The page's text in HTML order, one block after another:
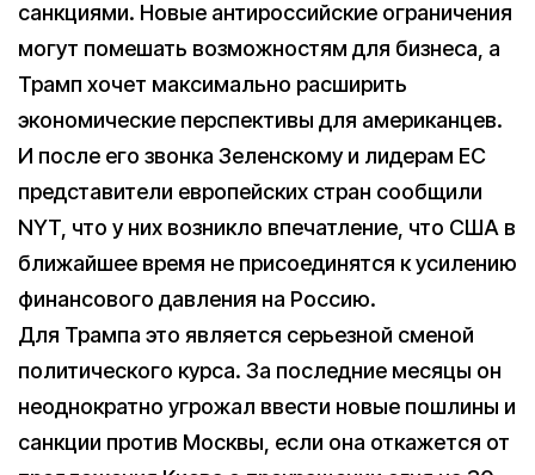
санкциями. Новые антироссийские ограничения
могут помешать возможностям для бизнеса, а
Трамп хочет максимально расширить
экономические перспективы для американцев.
И после его звонка Зеленскому и лидерам ЕС
представители европейских стран сообщили
NYT, что у них возникло впечатление, что США в
ближайшее время не присоединятся к усилению
финансового давления на Россию.
Для Трампа это является серьезной сменой
политического курса. За последние месяцы он
неоднократно угрожал ввести новые пошлины и
санкции против Москвы, если она откажется от